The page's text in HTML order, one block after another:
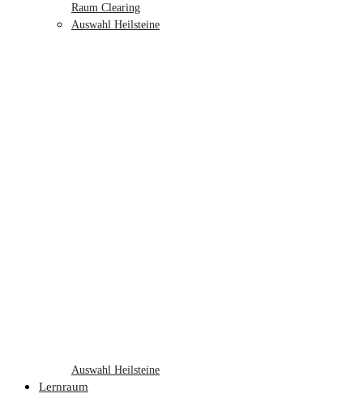
Raum Clearing
Auswahl Heilsteine
Auswahl Heilsteine
Lernraum